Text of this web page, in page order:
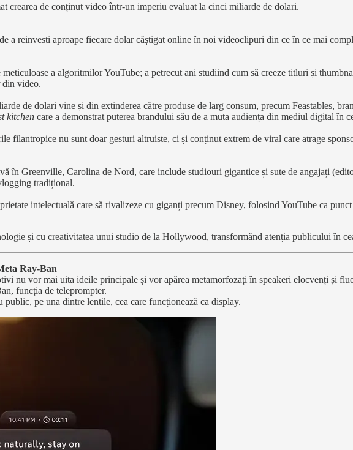
crearea de conținut video într-un imperiu evaluat la cinci miliarde de dolari.
a reinvesti aproape fiecare dolar câștigat online în noi videoclipuri din ce în ce mai
a algoritmilor YouTube; a petrecut ani studiind cum să creeze titluri și
din video.
de dolari vine și din extinderea către produse de larg consum, precum Feastables,
kitchen care a demonstrat puterea brandului său de a muta audiența din mediul digital în
filantropice nu sunt doar gesturi altruiste, ci și conținut extrem de viral care atrage
în Greenville, Carolina de Nord, care include studiouri gigantice și sute de angajați
tradițional.
intelectuală care să rivalizeze cu giganți precum Disney, folosind YouTube ca
și cu creativitatea unui studio de la Hollywood, transformând atenția publicului în
Ray-Ban
nu vor mai uita ideile principale și vor apărea metamorfozați în speakeri elocvenți și
funcția de teleprompter.
pe una dintre lentile, cea care funcționează ca display.